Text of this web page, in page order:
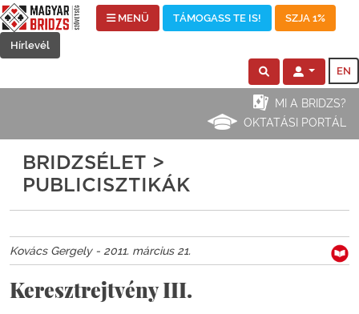
MENÜ TÁMOGASS TE IS! SZJA 1%
Hírlevél
EN
MI A BRIDZS?
OKTATÁSI PORTÁL
BRIDZSÉLET >
PUBLICISZTIKÁK
Kovács Gergely - 2011. március 21.
Keresztrejtvény III.